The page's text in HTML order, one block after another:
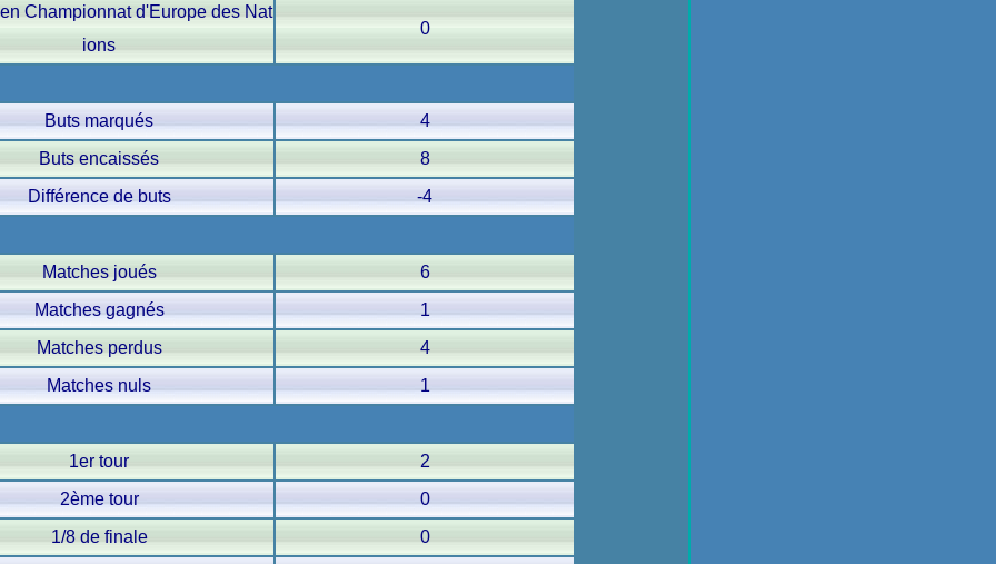
Championnat d'Europe des Nat
ions
0
Buts marqués
4
Buts encaissés
8
Différence de buts
-4
Matches joués
6
Matches gagnés
1
Matches perdus
4
Matches nuls
1
1er tour
2
2ème tour
0
1/8 de finale
0